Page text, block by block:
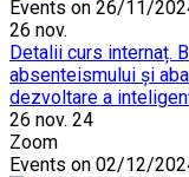
Events on 26/11/
26 nov.
Detalii curs internaț.
absenteismului și
dezvoltare a
26 nov. 24
Zoom
Events on 02/12/